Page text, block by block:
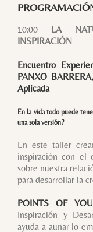
10:00 LA
INSPIRACIÓN
Encuentro
PANXO BARRERA
Aplicada
En la vida todo puede
una sola versión?
En este taller
inspiración con el
sobre nuestra
para desarrollar la
POINTS OF
Inspiración y
ayuda a aunar lo